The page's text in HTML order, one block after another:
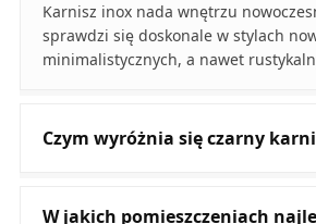
Karnisz inox nada wnętrzu
sprawdzi się doskonale w stylach
minimalistycznych, a nawet
Czym wyróżnia się czarny
W jakich pomieszczeniach